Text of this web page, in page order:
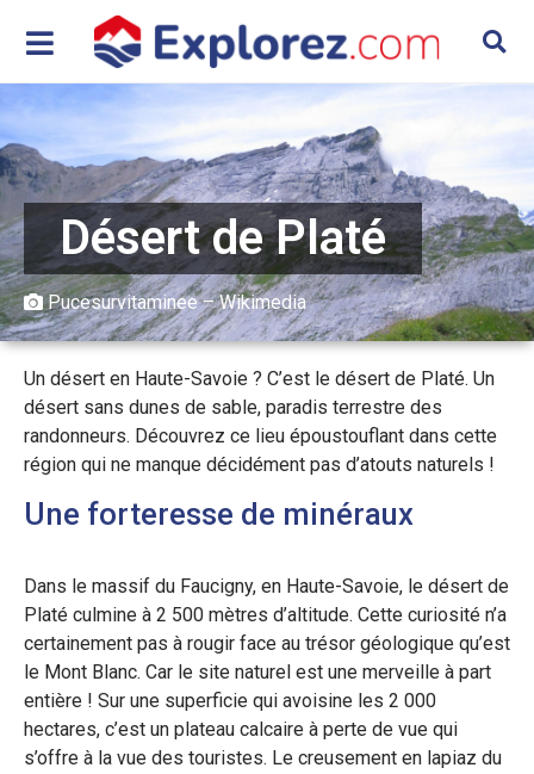
Désert de Platé
Pucesurvitaminee – Wikimedia
Un désert en Haute-Savoie ? C’est le désert de Platé. Un
désert sans dunes de sable, paradis terrestre des
randonneurs. Découvrez ce lieu époustouflant dans cette
région qui ne manque décidément pas d’atouts naturels !
Une forteresse de minéraux
Dans le massif du Faucigny, en Haute-Savoie, le désert de
Platé culmine à 2 500 mètres d’altitude. Cette curiosité n’a
certainement pas à rougir face au trésor géologique qu’est
le Mont Blanc. Car le site naturel est une merveille à part
entière ! Sur une superficie qui avoisine les 2 000
hectares, c’est un plateau calcaire à perte de vue qui
s’offre à la vue des touristes. Le creusement en lapiaz du